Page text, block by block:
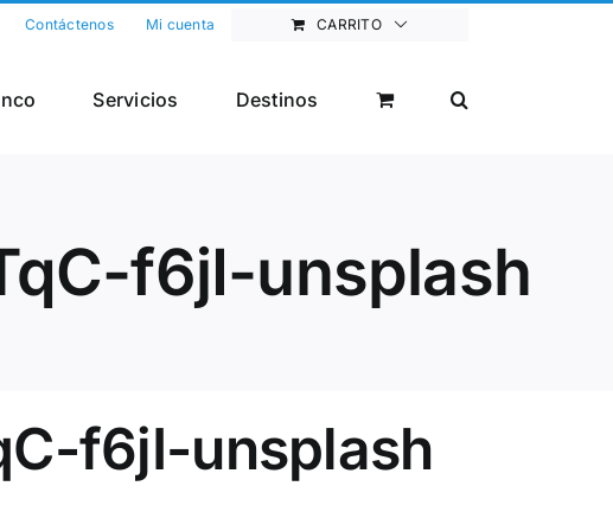
Contáctenos Mi cuenta CARRITO
Servicios Destinos
f6jI-unsplash
f6jI-unsplash